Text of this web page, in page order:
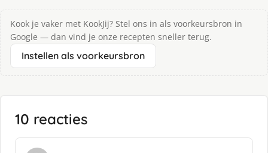
Kook je vaker met KookJij? Stel ons in als voorkeursbron in
Google — dan vind je onze recepten sneller terug.
Instellen als voorkeursbron
10 reacties